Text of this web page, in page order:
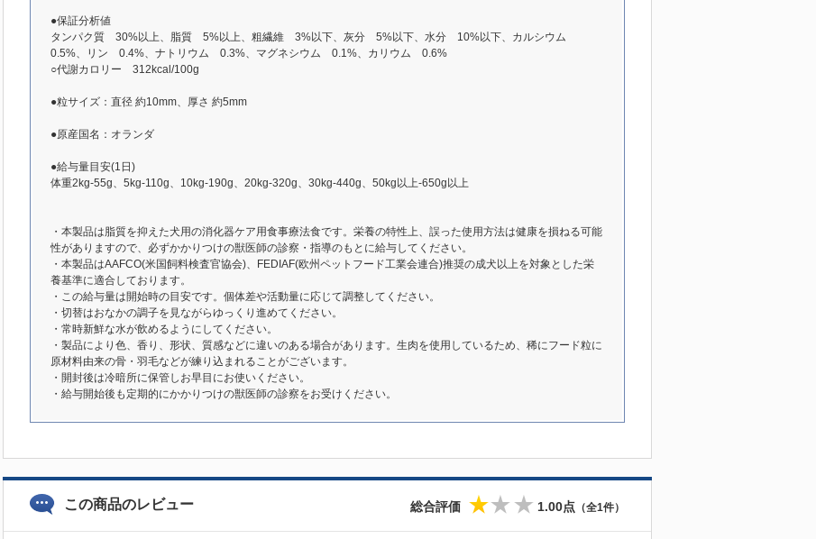
●保証分析値
タンパク質 30%以上、脂質 5%以上、粗繊維 3%以下、灰分 5%以下、水分 10%以下、カルシウム
0.5%、リン 0.4%、ナトリウム 0.3%、マグネシウム 0.1%、カリウム 0.6%
○代謝カロリー 312kcal/100g
●粒サイズ：直径 約10mm、厚さ 約5mm
●原産国名：オランダ
●給与量目安(1日)
体重2kg-55g、5kg-110g、10kg-190g、20kg-320g、30kg-440g、50kg以上-650g以上
・本製品は脂質を抑えた犬用の消化器ケア用食事療法食です。栄養の特性上、誤った使用方法は健康を損ねる可能
性がありますので、必ずかかりつけの獣医師の診察・指導のもとに給与してください。
・本製品はAAFCO(米国飼料検査官協会)、FEDIAF(欧州ペットフード工業会連合)推奨の成犬以上を対象とした栄
養基準に適合しております。
・この給与量は開始時の目安です。個体差や活動量に応じて調整してください。
・切替はおなかの調子を見ながらゆっくり進めてください。
・常時新鮮な水が飲めるようにしてください。
・製品により色、香り、形状、質感などに違いのある場合があります。生肉を使用しているため、稀にフード粒に
原材料由来の骨・羽毛などが練り込まれることがございます。
・開封後は冷暗所に保管しお早目にお使いください。
・給与開始後も定期的にかかりつけの獣医師の診察をお受けください。
この商品のレビュー 総合評価 1.00点 （全1件）